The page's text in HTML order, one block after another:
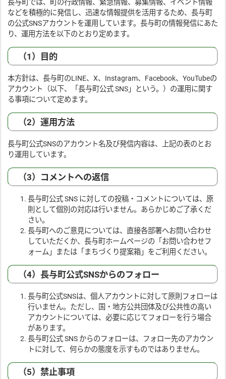
長与町では、町の行政情報、緊急情報、募集情報、イベント情報
などを積極的に発信し、迅速な情報提供を活用するため、長与町
の公式SNSアカウントを運用しています。長与町の情報発信にあた
り、運用方法を以下のとおり定めます。
（1）目的
本方針は、長与町のLINE、X、Instagram、Facebook、YouTubeの
アカウント（以下、「長与町公式 SNS」という。）の運用に関す
る事項について定めます。
（2）運用方法
長与町公式SNSのアカウント名及び発信内容は、上記の表のとお
り運用しています。
（3）コメントへの返信
長与町公式 SNS に対しての投稿・コメントについては、原
則として個別の対応は行いません。あらかじめご了承くだ
さい。
長与町へのご意見については、直接各部署へお問い合わせ
していただくか、長与町ホームページの「お問い合わせフ
ォーム」または「まちづくり提案箱」をご利用ください。
（4）長与町公式SNSからのフォロー
長与町公式SNSは、個人アカウントに対して原則フォローは
行いません。ただし、国・地方公共団体及び公共性の高い
アカウントについては、必要に応じてフォローを行う場合
があります。
長与町公式 SNS からのフォローは、フォロー先のアカウン
トに対して、何らかの態度を示すものではありません。
（5）禁止事項